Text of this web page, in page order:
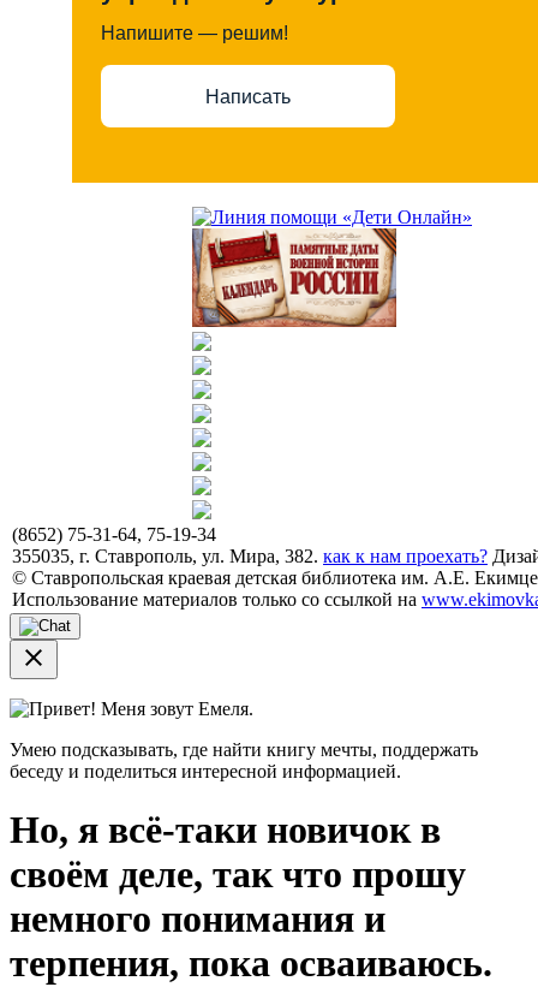
Напишите — решим!
Написать
(8652) 75-31-64, 75-19-34
355035, г. Ставрополь, ул. Мира, 382. как к нам проехать?
© Ставропольская краевая детская библиотека им. А.Е.
Использование материалов только со ссылкой на
close
Привет! Меня зовут Емеля.
Умею подсказывать, где найти книгу мечты, поддержать
беседу и поделиться интересной информацией.
Но, я всё-таки новичок в
своём деле, так что прошу
немного понимания и
терпения, пока осваиваюсь.